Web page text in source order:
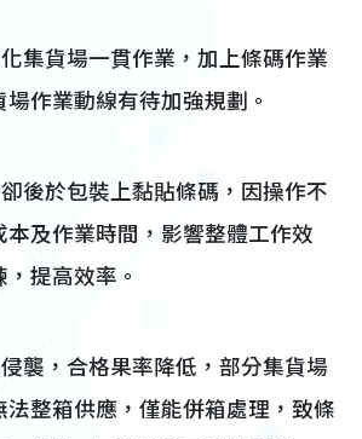
集貨場一貫作業，加上條碼作業
作業動線有待加強規劃。
後於包裝上黏貼條碼，因操作不
本及作業時間，影響整體工作效
提高效率。
襲，合格果率降低，部分集貨場
法整箱供應，僅能併箱處理，致條